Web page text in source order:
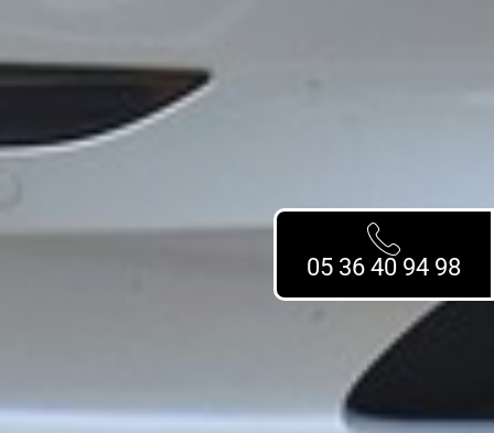
05 36 40 94 98